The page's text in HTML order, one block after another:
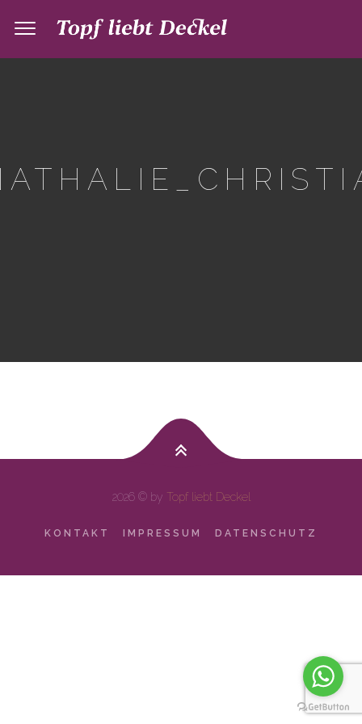
2026 © by Topf liebt Deckel
KONTAKT IMPRESSUM DATENSCHUTZ